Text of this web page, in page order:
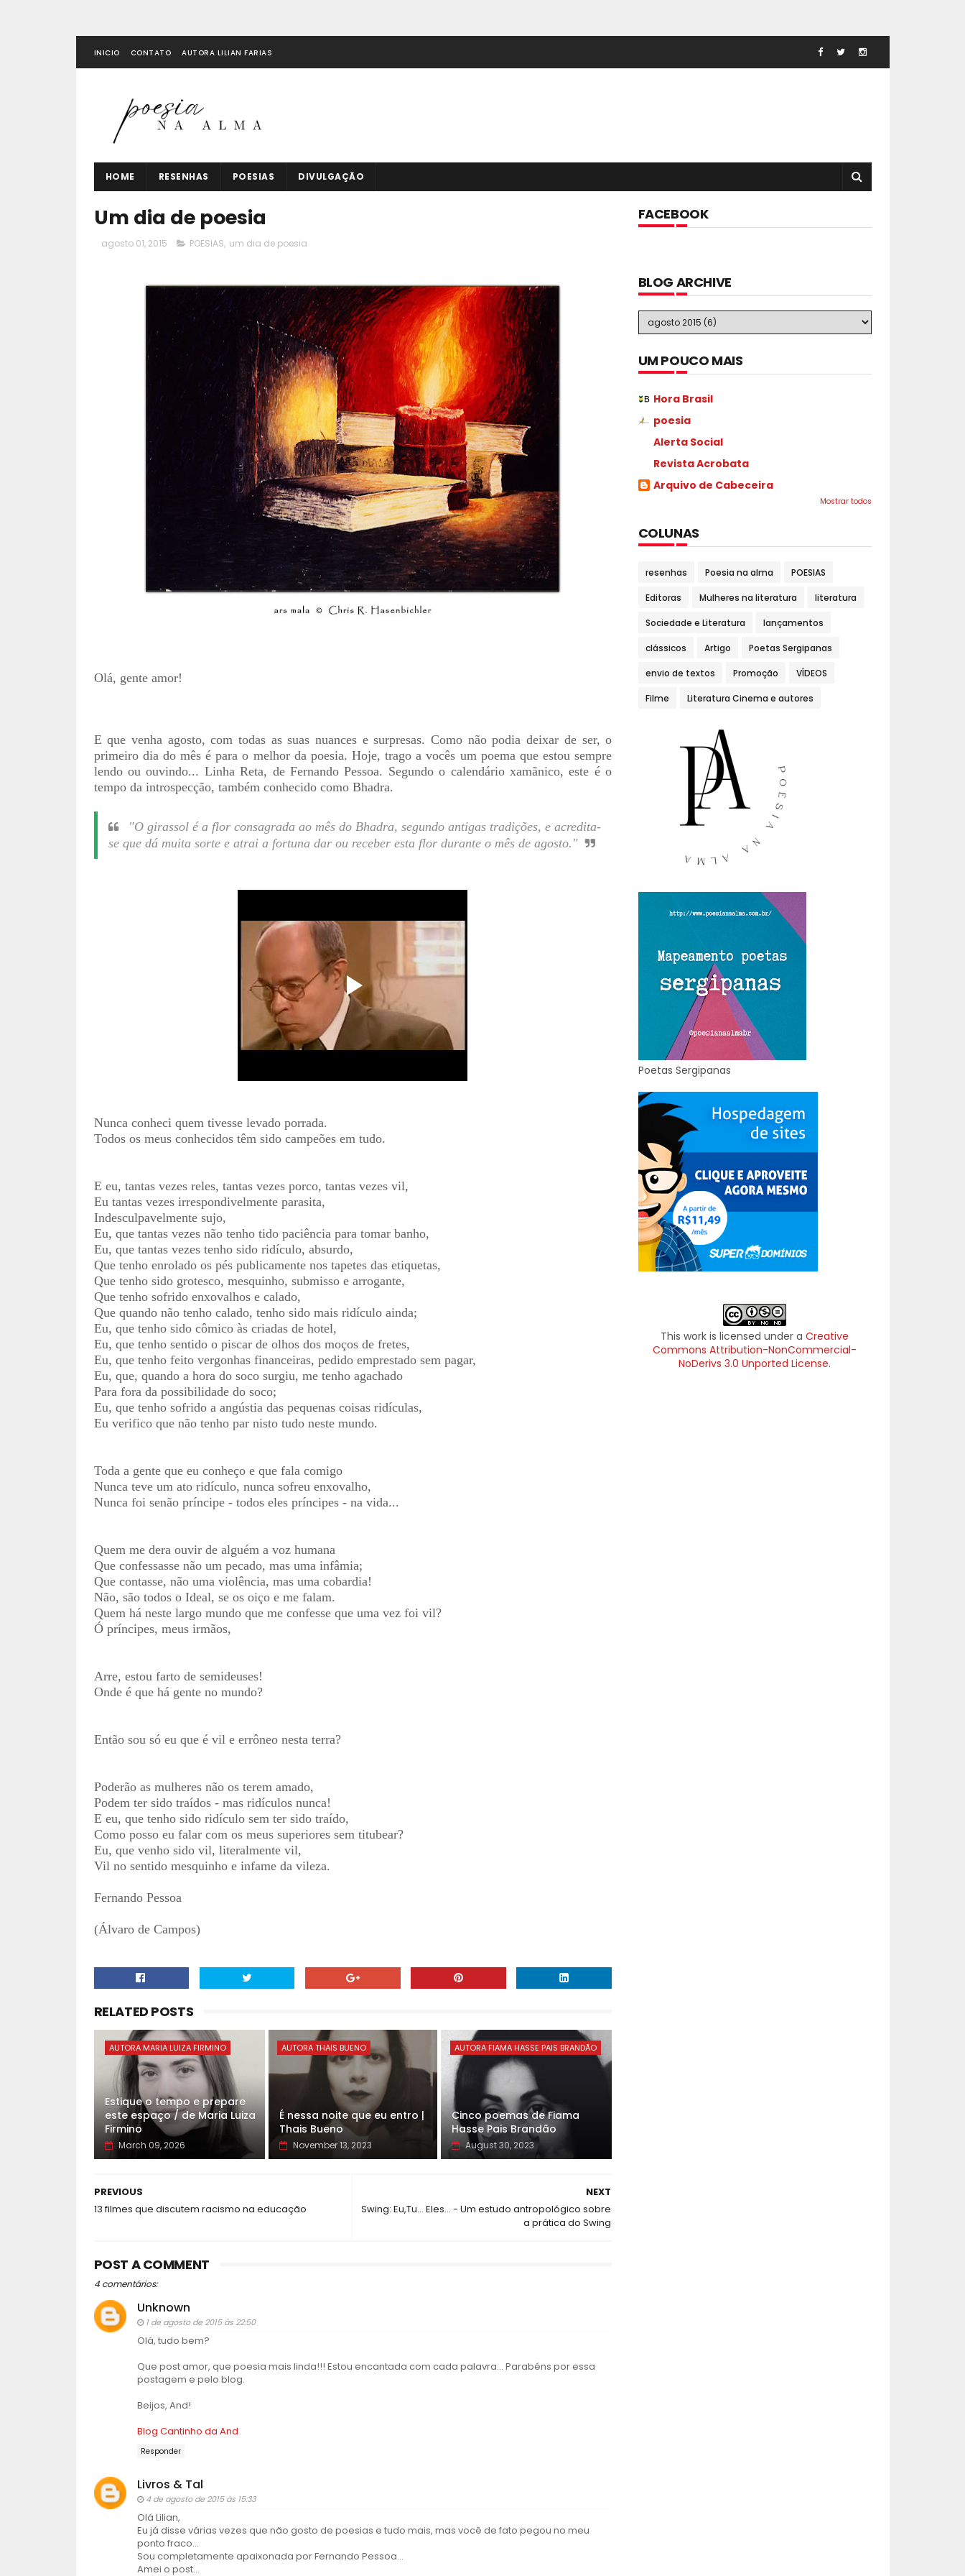
INICIO CONTATO AUTORA LILIAN FARIAS
HOME RESENHAS POESIAS DIVULGAÇÃO
Um dia de poesia
agosto 01, 2015 POESIAS, um dia de poesia
Olá, gente amor!
E que venha agosto, com todas as suas nuances e surpresas. Como não podia deixar de ser, o
primeiro dia do mês é para o melhor da poesia. Hoje, trago a vocês um poema que estou sempre
lendo ou ouvindo... Linha Reta, de Fernando Pessoa. Segundo o calendário xamãnico, este é o
tempo da introspecção, também conhecido como Bhadra.
"O girassol é a flor consagrada ao mês do Bhadra, segundo antigas tradições, e acredita-
se que dá muita sorte e atrai a fortuna dar ou receber esta flor durante o mês de agosto."
Nunca conheci quem tivesse levado porrada.
Todos os meus conhecidos têm sido campeões em tudo.
E eu, tantas vezes reles, tantas vezes porco, tantas vezes vil,
Eu tantas vezes irrespondivelmente parasita,
Indesculpavelmente sujo,
Eu, que tantas vezes não tenho tido paciência para tomar banho,
Eu, que tantas vezes tenho sido ridículo, absurdo,
Que tenho enrolado os pés publicamente nos tapetes das etiquetas,
Que tenho sido grotesco, mesquinho, submisso e arrogante,
Que tenho sofrido enxovalhos e calado,
Que quando não tenho calado, tenho sido mais ridículo ainda;
Eu, que tenho sido cômico às criadas de hotel,
Eu, que tenho sentido o piscar de olhos dos moços de fretes,
Eu, que tenho feito vergonhas financeiras, pedido emprestado sem pagar,
Eu, que, quando a hora do soco surgiu, me tenho agachado
Para fora da possibilidade do soco;
Eu, que tenho sofrido a angústia das pequenas coisas ridículas,
Eu verifico que não tenho par nisto tudo neste mundo.
Toda a gente que eu conheço e que fala comigo
Nunca teve um ato ridículo, nunca sofreu enxovalho,
Nunca foi senão príncipe - todos eles príncipes - na vida...
Quem me dera ouvir de alguém a voz humana
Que confessasse não um pecado, mas uma infâmia;
Que contasse, não uma violência, mas uma cobardia!
Não, são todos o Ideal, se os oiço e me falam.
Quem há neste largo mundo que me confesse que uma vez foi vil?
Ó príncipes, meus irmãos,
Arre, estou farto de semideuses!
Onde é que há gente no mundo?
Então sou só eu que é vil e errôneo nesta terra?
Poderão as mulheres não os terem amado,
Podem ter sido traídos - mas ridículos nunca!
E eu, que tenho sido ridículo sem ter sido traído,
Como posso eu falar com os meus superiores sem titubear?
Eu, que venho sido vil, literalmente vil,
Vil no sentido mesquinho e infame da vileza.
Fernando Pessoa
(Álvaro de Campos)
RELATED POSTS
AUTORA MARIA LUIZA FIRMINO
Estique o tempo e prepare
este espaço / de Maria Luiza
Firmino
March 09, 2026
AUTORA THAIS BUENO
É nessa noite que eu entro |
Thais Bueno
November 13, 2023
AUTORA FIAMA HASSE PAIS BRANDÃO
Cinco poemas de Fiama
Hasse Pais Brandão
August 30, 2023
NEXT
Swing: Eu,Tu... Eles... - Um estudo antropológico sobre
a prática do Swing
PREVIOUS
13 filmes que discutem racismo na educação
POST A COMMENT
4 comentários:
Unknown
1 de agosto de 2015 às 22:50
Olá, tudo bem?
Que post amor, que poesia mais linda!!! Estou encantada com cada palavra... Parabéns por essa
postagem e pelo blog.
Beijos, And!
Blog Cantinho da And
Responder
Livros & Tal
4 de agosto de 2015 às 15:33
Olá Lilian,
Eu já disse várias vezes que não gosto de poesias e tudo mais, mas você de fato pegou no meu
ponto fraco...
Sou completamente apaixonada por Fernando Pessoa...
Amei o post...
FACEBOOK
BLOG ARCHIVE
UM POUCO MAIS
Hora Brasil
poesia
Alerta Social
Revista Acrobata
Arquivo de Cabeceira
Mostrar todos
COLUNAS
resenhas Poesia na alma POESIAS
Editoras Mulheres na literatura literatura
Sociedade e Literatura lançamentos
clássicos Artigo Poetas Sergipanas
envio de textos Promoção VÍDEOS
Filme Literatura Cinema e autores
Poetas Sergipanas
This work is licensed under aCreative
Commons Attribution-NonCommercial-
NoDerivs 3.0 Unported License.